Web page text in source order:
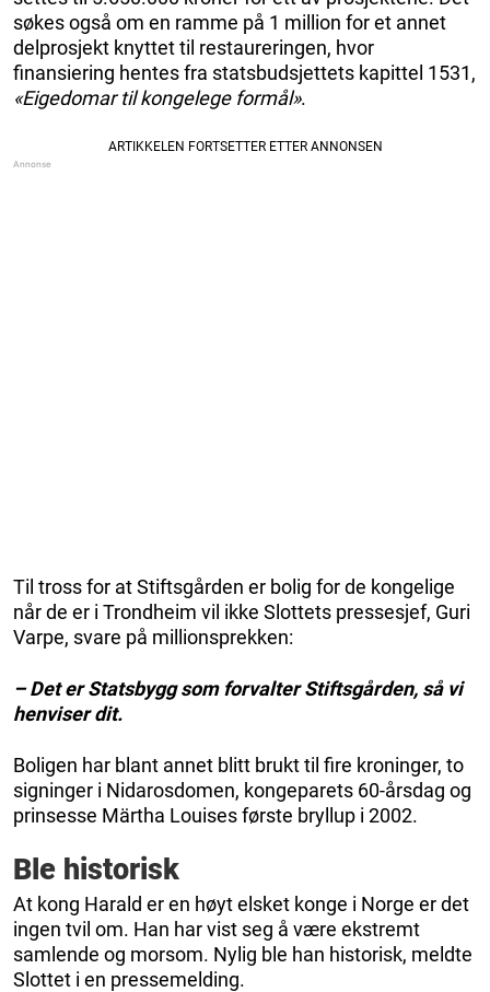
søkes også om en ramme på 1 million for et annet
delprosjekt knyttet til restaureringen, hvor
finansiering hentes fra statsbudsjettets kapittel 1531,
«Eigedomar til kongelege formål».
Til tross for at Stiftsgården er bolig for de kongelige
når de er i Trondheim vil ikke Slottets pressesjef, Guri
Varpe, svare på millionsprekken:
– Det er Statsbygg som forvalter Stiftsgården, så vi
henviser dit.
Boligen har blant annet blitt brukt til fire kroninger, to
signinger i Nidarosdomen, kongeparets 60-årsdag og
prinsesse Märtha Louises første bryllup i 2002.
Ble historisk
At kong Harald er en høyt elsket konge i Norge er det
ingen tvil om. Han har vist seg å være ekstremt
samlende og morsom. Nylig ble han historisk, meldte
Slottet i en pressemelding.